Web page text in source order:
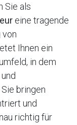
Sie als
eine tragende
von
Ihnen ein
in dem
bringen
und
richtig für